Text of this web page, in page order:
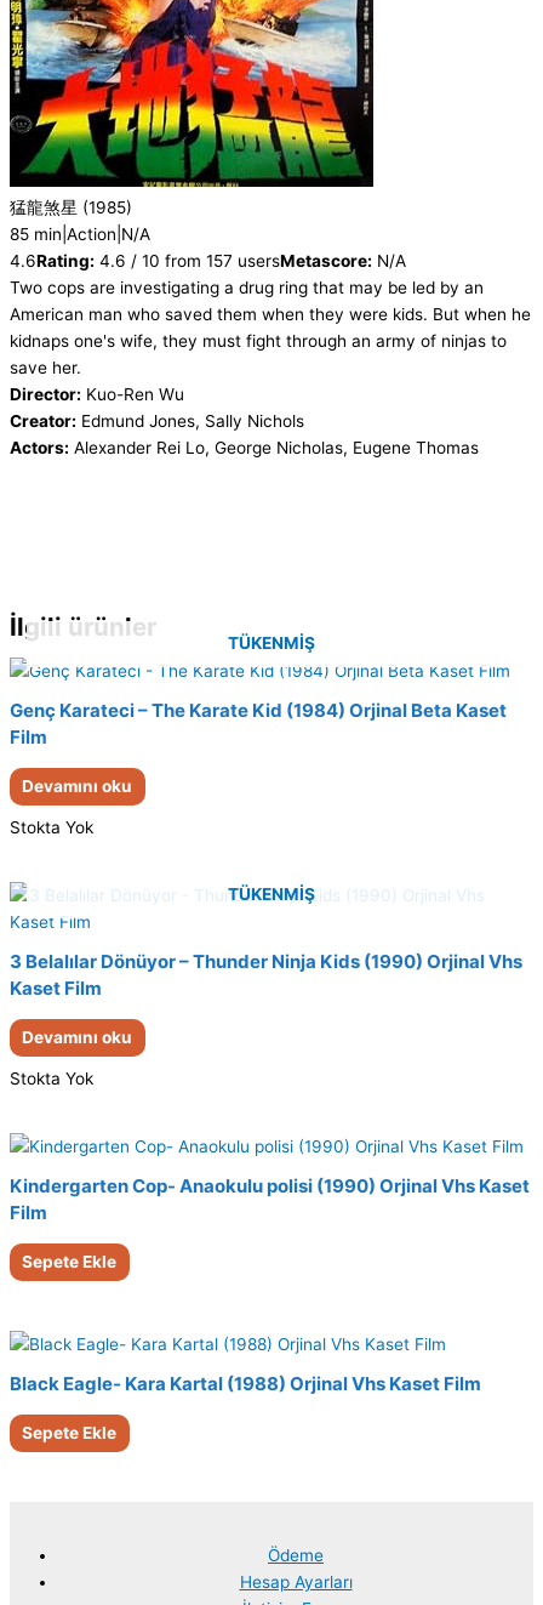
猛龍煞星 (1985)
85 min Action N/A
4.6Rating: 4.6 / 10 from 157 usersMetascore: N/A
Two cops are investigating a drug ring that may be led by an
American man who saved them when they were kids. But when he
kidnaps one's wife, they must fight through an army of ninjas to
save her.
Director: Kuo-Ren Wu
Creator: Edmund Jones, Sally Nichols
Actors: Alexander Rei Lo, George Nicholas, Eugene Thomas
İlgili ürünler
TÜKENMIŞ
Genç Karateci – The Karate Kid (1984) Orjinal Beta Kaset
Film
Devamını oku
Stokta Yok
TÜKENMIŞ
3 Belalılar Dönüyor – Thunder Ninja Kids (1990) Orjinal Vhs
Kaset Film
Devamını oku
Stokta Yok
Kindergarten Cop- Anaokulu polisi (1990) Orjinal Vhs Kaset
Film
Sepete Ekle
Black Eagle- Kara Kartal (1988) Orjinal Vhs Kaset Film
Sepete Ekle
Ödeme
Hesap Ayarları